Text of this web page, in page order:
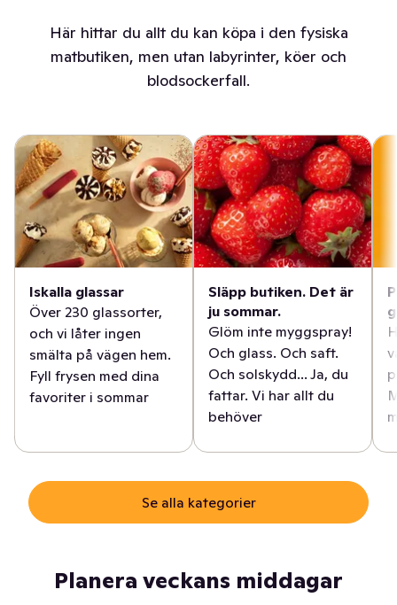
Här hittar du allt du kan köpa i den fysiska
matbutiken, men utan labyrinter, köer och
blodsockerfall.
Iskalla glassar
Över 230 glassorter,
och vi låter ingen
smälta på vägen hem.
Fyll frysen med dina
favoriter i sommar
Släpp butiken. Det är
ju sommar.
Glöm inte myggspray!
Och glass. Och saft.
Och solskydd... Ja, du
fattar. Vi har allt du
behöver
Se alla kategorier
Planera veckans middagar